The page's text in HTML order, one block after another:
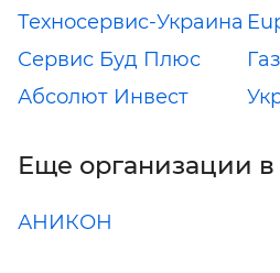
Техносервис-Украина
Сервис Буд Плюс
Абсолют Инвест
Еще организации в
АНИКОН